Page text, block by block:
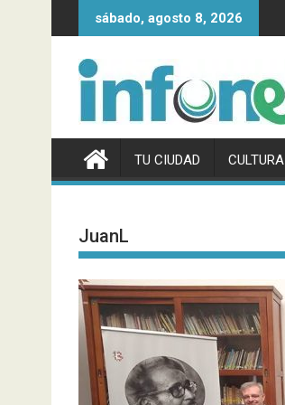
al
sábado, agosto 8, 2026
TU CIUDAD CULTURA
JuanL